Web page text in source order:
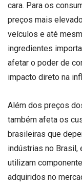
cara. Para os
preços mais
veículos e até
ingredientes
afetar o poder de
impacto direto na
Além dos preços
também afeta os
brasileiras que
indústrias no Brasil,
utilizam
adquiridos no